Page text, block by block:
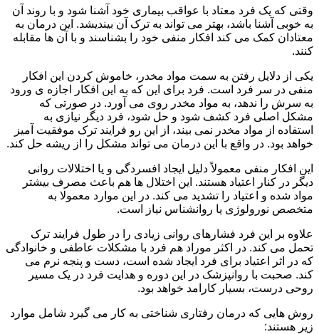
وقتی که یک فرد معتاد با عواقب بیماری خود آشنا شود و با روند آن
به خوبی آشنا باشد، بهتر می تواند به ترک آن بیندیشد. این درمان به
معتادان کمک می کند افکار منفی خود را بشناسند و با آن ها مقابله
کنند.
یکی از دلایل رفتن به سمت مواد مخدر، خاموش کردن این افکار
منفی در سر فرد است. فرد برای این که به این افکار اجازه ی ورود
به سرش را ندهد، به مواد مخدر روی می آورد. در صورتی که
مشکل اصلی فرد کشف شود و حل شود، فرد دیگر نیازی به
استفاده از مواد مخدر نمی بیند، از این رو فرایند ترک موفقیت آمیز
خواهد بود. در واقع با این درمان می تواند مشکل را از ریشه حل کند.
این افکار منفی معمولاً دلیل ایجاد افسردگی و یا اختلالات روانی
دیگر در کنار اعتیاد هستند. این اختلال ها هم باعث مصرف بیشتر
مواد شده و اعتیاد را تشدید می کند. در این موارد معمولا به
متخصص نورولوژی یا روانشناس نیاز است.
علاوه بر این فرد فشارهای روانی زیادی را در طول فرایند ترک
تحمل می کند. در اکثر موراد هم فرد با مشکلات عاطفی و خانوادگی
که در اثر اعتیاد برای فرد ایجاد شده است، دست و پنجه نرم می
کند. صحبت با روانپزشک در این دوره و هدایت فرد در یک مسیر
روحی درست، بسیار کارامد خواهد بود.
روش هایی که درمان رفتاری شناختی به کار می گیرد شامل موارد
زیر هستند: